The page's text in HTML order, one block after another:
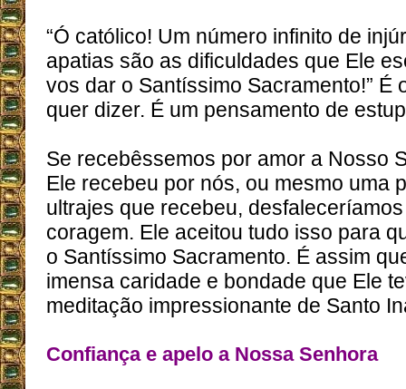
“Ó católico! Um número infinito de
apatias são as dificuldades que Ele
vos dar o Santíssimo Sacramento!” É
quer dizer. É um pensamento de
Se recebêssemos por amor a Nosso
Ele recebeu por nós, ou mesmo uma
ultrajes que recebeu,
coragem. Ele aceitou tudo isso para
o Santíssimo Sacramento. É assim
imensa caridade e bondade que Ele
meditação impressionante de Santo
Confiança e apelo a Nossa Senhora